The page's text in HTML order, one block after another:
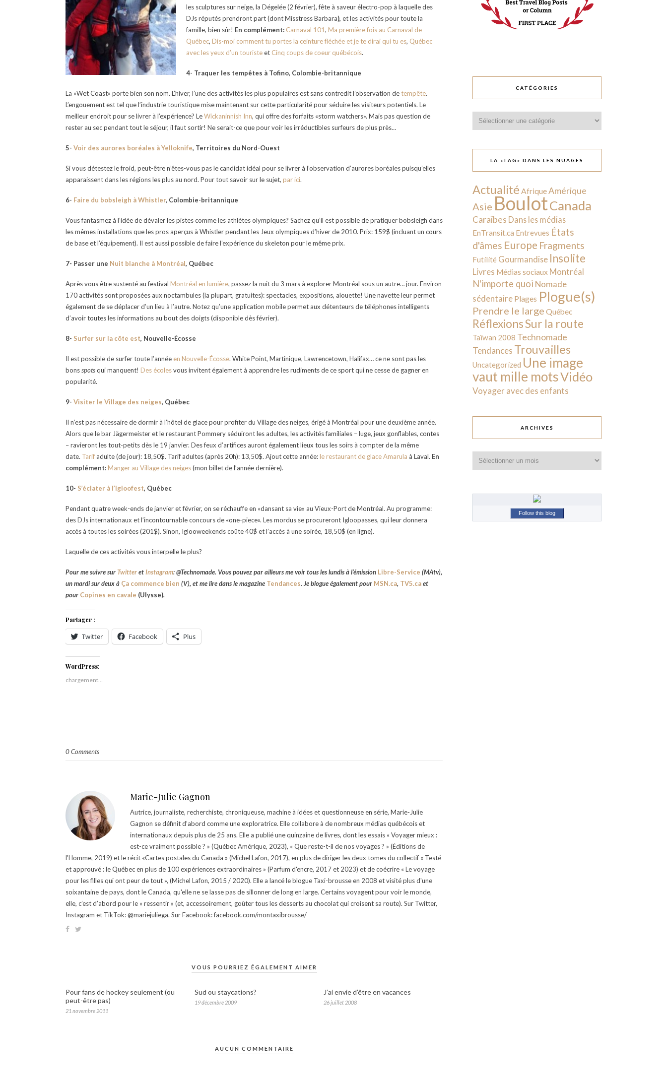
les sculptures sur neige, la Dégelée (2 février), fête à saveur électro-pop à laquelle des
DJs réputés prendront part (dont Misstress Barbara), et les activités pour toute la
famille, bien sûr! En complément: Carnaval 101, Ma première fois au Carnaval de
Québec, Dis-moi comment tu portes la ceinture fléchée et je te dirai qui tu es, Québec
avec les yeux d’un touristeet Cinq coups de coeur québécois.
4- Traquer les tempêtes à Tofino, Colombie-britannique
La «Wet Coast» porte bien son nom. L’hiver, l’une des activités les plus populaires est sans contredit l’observation detempête.
L’engouement est tel que l’industrie touristique mise maintenant sur cette particularité pour séduire les visiteurs potentiels. Le
meilleur endroit pour se livrer à l’expérience? LeWickaninnish Inn, qui offre des forfaits «storm watchers». Mais pas question de
rester au sec pendant tout le séjour, il faut sortir! Ne serait-ce que pour voir les irréductibles surfeurs de plus près…
5- Voir des aurores boréales à Yelloknife, Territoires du Nord-Ouest
Si vous détestez le froid, peut-être n’êtes-vous pas le candidat idéal pour se livrer à l’observation d’aurores boréales puisqu’elles
apparaissent dans les régions les plus au nord. Pour tout savoir sur le sujet, par ici.
6- Faire du bobsleigh à Whistler, Colombie-britannique
Vous fantasmez à l’idée de dévaler les pistes comme les athlètes olympiques? Sachez qu’il est possible de pratiquer bobsleigh dans
les mêmes installations que les pros aperçus à Whistler pendant les Jeux olympiques d’hiver de 2010. Prix: 159$ (incluant un cours
de base et l’équipement). Il est aussi possible de faire l’expérience du skeleton pour le même prix.
7- Passer une Nuit blanche à Montréal, Québec
Après vous être sustenté au festival Montréal en lumière, passez la nuit du 3 mars à explorer Montréal sous un autre… jour. Environ
170 activités sont proposées aux noctambules (la plupart, gratuites): spectacles, expositions, alouette! Une navette leur permet
également de se déplacer d’un lieu à l’autre. Notez qu’une application mobile permet aux détenteurs de téléphones intelligents
d’avoir toutes les informations au bout des doigts (disponible dès février).
8- Surfer sur la côte est, Nouvelle-Écosse
Il est possible de surfer toute l’année en Nouvelle-Écosse. White Point, Martinique, Lawrencetown, Halifax… ce ne sont pas les
bonsspotsqui manquent! Des écolesvous invitent également à apprendre les rudiments de ce sport qui ne cesse de gagner en
popularité.
9- Visiter le Village des neiges, Québec
Il n’est pas nécessaire de dormir à l’hôtel de glace pour profiter du Village des neiges, érigé à Montréal pour une deuxième année.
Alors que le bar Jägermeister et le restaurant Pommery séduiront les adultes, les activités familiales – luge, jeux gonflables, contes
– ravieront les tout-petits dès le 19 janvier. Des feux d’artifices auront également lieux tous les soirs à compter de la même
date. Tarif adulte (de jour): 18,50$. Tarif adultes (après 20h): 13,50$. Ajout cette année:le restaurant de glace Amarula à Laval. En
complément:Manger au Village des neiges(mon billet de l’année dernière).
10- S’éclater à l’Igloofest, Québec
Pendant quatre week-ends de janvier et février, on se réchauffe en «dansant sa vie» au Vieux-Port de Montréal. Au programme:
des DJs internationaux et l’incontournable concours de «one-piece». Les mordus se procureront Igloopasses, qui leur donnera
accès à toutes les soirées (201$). Sinon, Iglooweekends coûte 40$ et l’accès à une soirée, 18,50$ (en ligne).
Laquelle de ces activités vous interpelle le plus?
Pour me suivre sur TwitteretInstagram: @Technomade. Vous pouvez par ailleurs me voir tous les lundis à l’émission Libre-Service (MAtv),
un mardi sur deux à Ça commence bien (V), et me lire dans le magazine Tendances. Je blogue également pour MSN.ca, TV5.caet
pour Copines en cavale (Ulysse).
Partager :
Twitter Facebook Plus
WordPress:
chargement…
0 Comments
Marie-Julie Gagnon
Autrice, journaliste, recherchiste, chroniqueuse, machine à idées et questionneuse en série, Marie-Julie
Gagnon se définit d’abord comme une exploratrice. Elle collabore à de nombreux médias québécois et
internationaux depuis plus de 25 ans. Elle a publié une quinzaine de livres, dont les essais « Voyager mieux :
est-ce vraiment possible ? » (Québec Amérique, 2023), « Que reste-t-il de nos voyages ? » (Éditions de
l'Homme, 2019) et le récit «Cartes postales du Canada » (Michel Lafon, 2017), en plus de diriger les deux tomes du collectif « Testé
et approuvé : le Québec en plus de 100 expériences extraordinaires » (Parfum d'encre, 2017 et 2023) et de coécrire « Le voyage
pour les filles qui ont peur de tout », (Michel Lafon, 2015 / 2020). Elle a lancé le blogue Taxi-brousse en 2008 et visité plus d'une
soixantaine de pays, dont le Canada, qu'elle ne se lasse pas de sillonner de long en large. Certains voyagent pour voir le monde,
elle, c’est d’abord pour le « ressentir » (et, accessoirement, goûter tous les desserts au chocolat qui croisent sa route). Sur Twitter,
Instagram et TikTok: @mariejuliega. Sur Facebook: facebook.com/montaxibrousse/
VOUS POURRIEZ ÉGALEMENT AIMER
Pour fans de hockey seulement (ou
peut-être pas)
21 novembre 2011
Sud ou staycations?
19 décembre 2009
J’ai envie d’être en vacances
26 juillet 2008
AUCUN COMMENTAIRE
CATÉGORIES
LA «TAG» DANS LES NUAGES
Actualité AfriqueAmérique
Asie BoulotCanada
Caraïbes Dans les médias
EnTransit.ca Entrevues États
d'âmes Europe Fragments
Futilité Gourmandise Insolite
Livres Médias sociaux Montréal
N'importe quoi Nomade
sédentaire Plages Plogue(s)
Prendre le large Québec
RéflexionsSur la route
Taïwan 2008 Technomade
Tendances Trouvailles
Uncategorized Une image
vaut mille motsVidéo
Voyager avec des enfants
ARCHIVES
Follow this blog